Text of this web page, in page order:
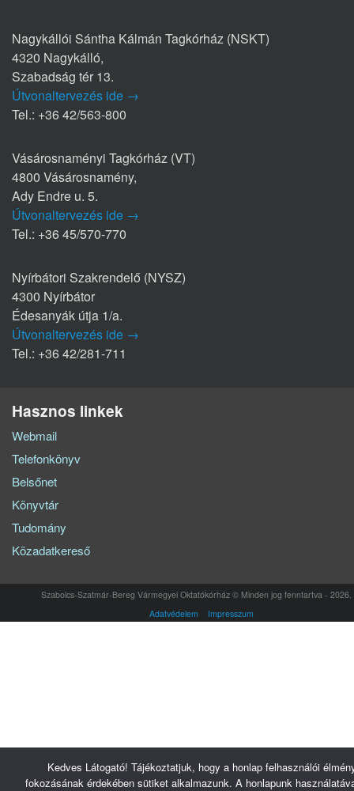
Nagykállói Sántha Kálmán Tagkórház (NSKT)
4320 Nagykálló,
Szabadság tér 13.
Útvonaltervezés ide →
Tel.: +36 42/563-800
Vásárosnaményi Tagkórház (VT)
4800 Vásárosnamény,
Ady Endre u. 5.
Útvonaltervezés ide →
Tel.: +36 45/570-770
Nyírbátori Szakrendelő (NYSZ)
4300 Nyírbátor
Édesanyák útja 1/a.
Útvonaltervezés ide →
Tel.: +36 42/281-711
Hasznos linkek
Webmail
Telefonkönyv
Belsőnet
Könyvtár
Tudomány
Közadatkereső
Szabolcs-Szatmár-Bereg Vármegyei Oktatókórház © Minden jog fenntartva - 2026.
Adatvédelem
Impresszum
Kedves Látogató! Tájékoztatjuk, hogy a honlap felhasználói
fokozásának érdekében sütiket alkalmazunk. A honlapunk